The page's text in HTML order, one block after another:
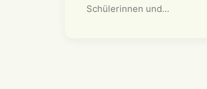
Schülerinnen und…